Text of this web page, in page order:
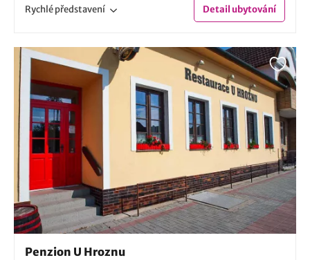
Rychlépředstavení Detailubytování
Penzion U Hroznu